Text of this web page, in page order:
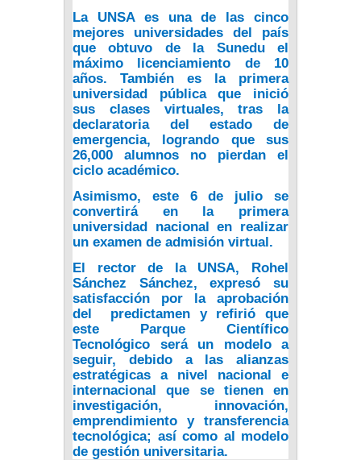
La UNSA es una de las cinco
mejores universidades del país
que obtuvo de la Sunedu el
máximo licenciamiento de 10
años. También es la primera
universidad pública que inició
sus clases virtuales, tras la
declaratoria del estado de
emergencia, logrando que sus
26,000 alumnos no pierdan el
ciclo académico.
Asimismo, este 6 de julio se
convertirá en la primera
universidad nacional en realizar
un examen de admisión virtual.
El rector de la UNSA, Rohel
Sánchez Sánchez, expresó su
satisfacción por la aprobación
del predictamen y refirió que
este Parque Científico
Tecnológico será un modelo a
seguir, debido a las alianzas
estratégicas a nivel nacional e
internacional que se tienen en
investigación, innovación,
emprendimiento y transferencia
tecnológica; así como al modelo
de gestión universitaria.